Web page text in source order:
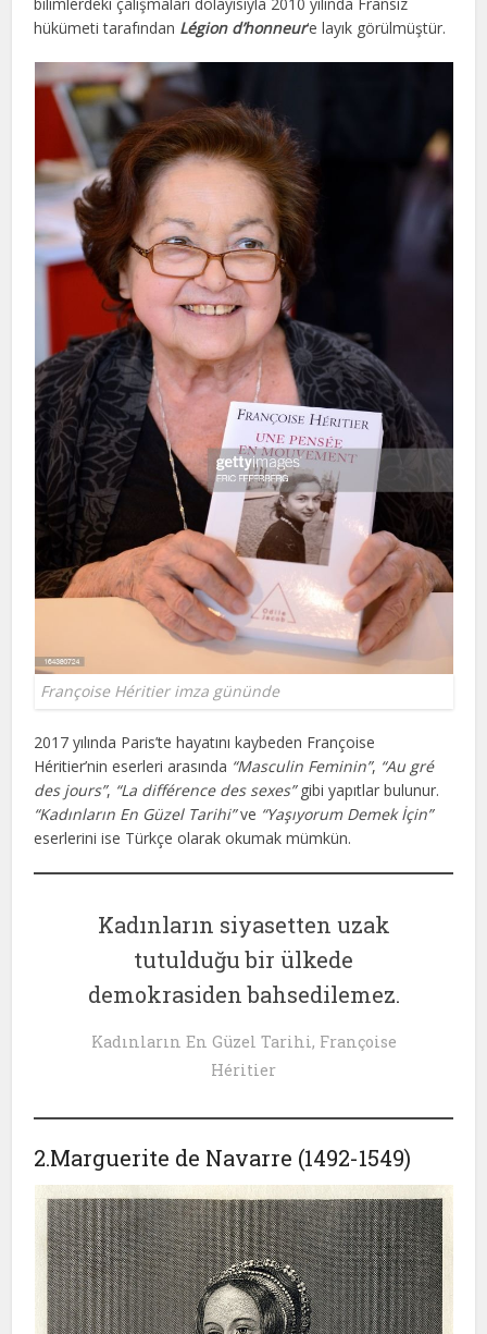
hükümeti tarafından Légion d’honneur‘e layık görülmüştür.
Françoise Héritier imza gününde
2017 yılında Paris’te hayatını kaybeden Françoise
Héritier’nin eserleri arasında “Masculin Feminin”, “Au gré
des jours”, “La différence des sexes”gibi yapıtlar bulunur.
“Kadınların En Güzel Tarihi”ve “Yaşıyorum Demek İçin”
eserlerini ise Türkçe olarak okumak mümkün.
Kadınların siyasetten uzak
tutulduğu bir ülkede
demokrasiden bahsedilemez.
Kadınların En Güzel Tarihi, Françoise
Héritier
2.Marguerite de Navarre (1492-1549)